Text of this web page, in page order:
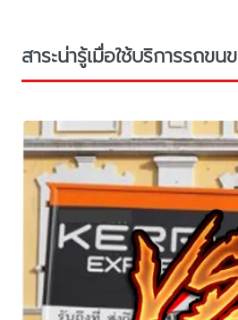
สาระน่ารู้เมื่อใช้บริการรถขน